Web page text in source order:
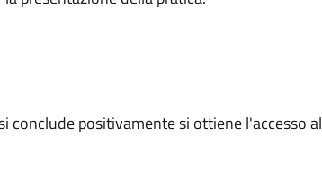
positivamente si ottiene l'accesso al